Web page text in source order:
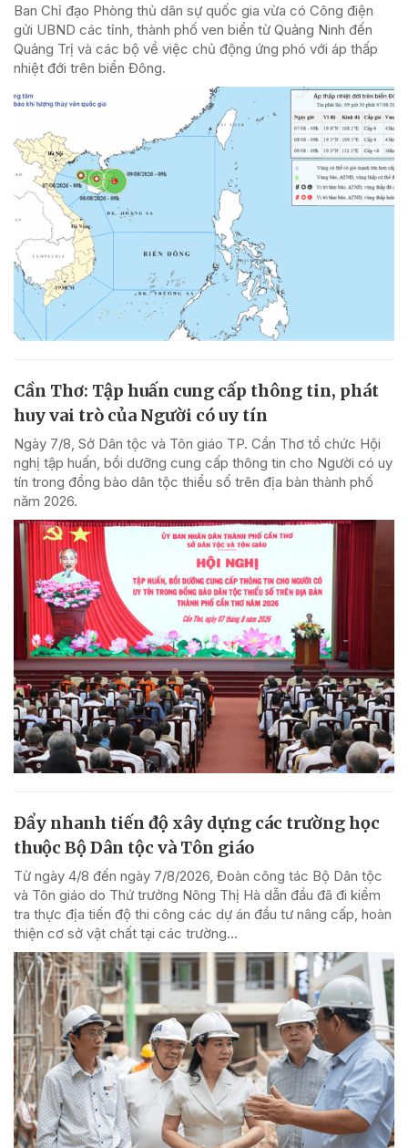
Ban Chỉ đạo Phòng thủ dân sự quốc gia vừa có Công điện
gửi UBND các tỉnh, thành phố ven biển từ Quảng Ninh đến
Quảng Trị và các bộ về việc chủ động ứng phó với áp thấp
nhiệt đới trên biển Đông.
Cần Thơ: Tập huấn cung cấp thông tin, phát
huy vai trò của Người có uy tín
Ngày 7/8, Sở Dân tộc và Tôn giáo TP. Cần Thơ tổ chức Hội
nghị tập huấn, bồi dưỡng cung cấp thông tin cho Người có uy
tín trong đồng bào dân tộc thiểu số trên địa bàn thành phố
năm 2026.
Đẩy nhanh tiến độ xây dựng các trường học
thuộc Bộ Dân tộc và Tôn giáo
Từ ngày 4/8 đến ngày 7/8/2026, Đoàn công tác Bộ Dân tộc
và Tôn giáo do Thứ trưởng Nông Thị Hà dẫn đầu đã đi kiểm
tra thực địa tiến độ thi công các dự án đầu tư nâng cấp, hoàn
thiện cơ sở vật chất tại các trường...